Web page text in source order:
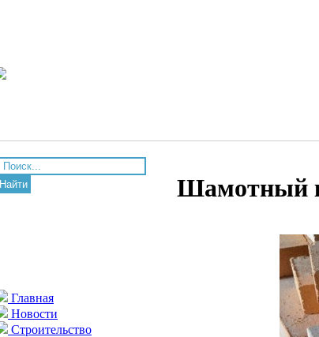
Найти
Главная
Новости
Строительство
Шамотный